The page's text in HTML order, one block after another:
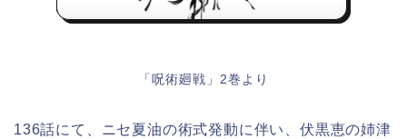
「呪術廻戦」2巻より
136話にて、ニセ夏油の術式発動に伴い、伏黒恵の姉津